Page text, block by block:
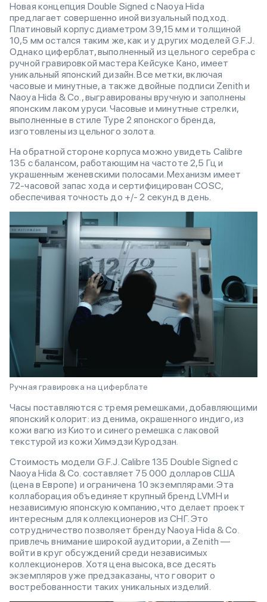
Новая концепция Double Signed с Naoya Hida
предлагает совершенно иной визуальный подход.
Платиновый корпус диаметром 39,15 мм и толщиной
10,5 мм остался таким же, как и у других моделей G.F.J.
Однако циферблат, выполненный из цельного серебра с
ручной гравировкой мастера Кейсуке Кано, имеет
уникальный японский дизайн. Все метки, включая
часовые и минутные, а также двойные подписи Zenith и
Naoya Hida & Co., выгравированы вручную и заполнены
японским лаком уруси. Часовые и минутные стрелки,
выполненные в стиле Type 2 японского бренда,
изготовлены из цельного золота.
На обратной стороне корпуса можно увидеть Calibre
135 с балансом, работающим на частоте 2,5 Гц и
украшенным женевскими полосами. Механизм имеет
72-часовой запас хода и сертифицирован COSC,
обеспечивая точность до +/- 2 секунд в день.
Ручная гравировка на циферблате
Часы поставляются с тремя ремешками, добавляющими
японский колорит: из денима, окрашенного индиго, из
кожи вагю из Киото и синего ремешка с лаковой
текстурой из кожи Химэдзи Куродзан.
Стоимость модели G.F.J. Calibre 135 Double Signed с
Naoya Hida & Co. составляет 75 000 долларов США
(цена в Европе) и ограничена 10 экземплярами. Эта
коллаборация объединяет крупный бренд LVMH и
независимую японскую компанию, что делает проект
интересным для коллекционеров из СНГ. Это
сотрудничество позволяет бренду Naoya Hida & Co.
привлечь внимание широкой аудитории, а Zenith —
войти в круг обсуждений среди независимых
коллекционеров. Хотя цена высока, все десять
экземпляров уже предзаказаны, что говорит о
востребованности таких уникальных изделий.